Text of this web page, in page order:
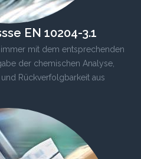
EN 10204-3.1
mit dem entsprechenden
der chemischen Analyse,
Rückverfolgbarkeit aus